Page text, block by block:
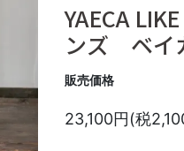
YAECA
ンズ ベイ
販売価格
23,100円(税